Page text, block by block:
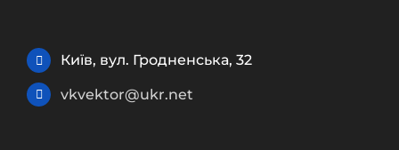
Київ, вул. Гродненська, 32
vkvektor@ukr.net